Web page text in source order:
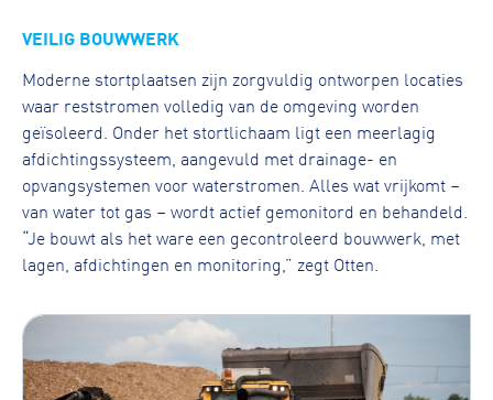
VEILIG BOUWWERK
Moderne stortplaatsen zijn zorgvuldig ontworpen locaties
waar reststromen volledig van de omgeving worden
geïsoleerd. Onder het stortlichaam ligt een meerlagig
afdichtingssysteem, aangevuld met drainage- en
opvangsystemen voor waterstromen. Alles wat vrijkomt –
van water tot gas – wordt actief gemonitord en behandeld.
“Je bouwt als het ware een gecontroleerd bouwwerk, met
lagen, afdichtingen en monitoring,” zegt Otten.